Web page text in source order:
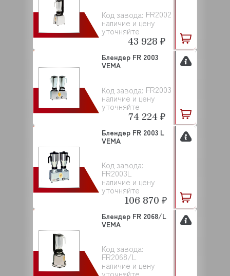
Код завода: FR2002
наличие и цену
уточняйте
43 928 ₽
Код завода: FR2003
наличие и цену
уточняйте
Блендер FR 2003
VEMA
74 224 ₽
Код завода:
FR2003L
наличие и цену
уточняйте
Блендер FR 2003 L
VEMA
106 870 ₽
Код завода:
FR2068/L
наличие и цену
уточняйте
Блендер FR 2068/L
VEMA